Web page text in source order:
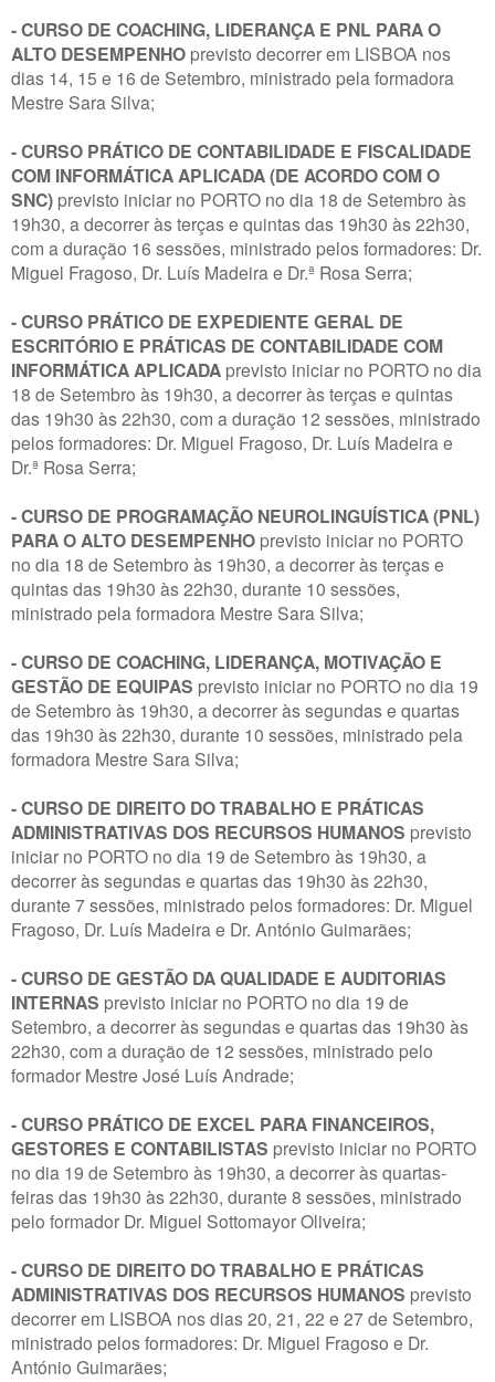
- CURSO DE COACHING, LIDERANÇA E PNL PARA O
ALTO DESEMPENHO previsto decorrer em LISBOA nos
dias 14, 15 e 16 de Setembro, ministrado pela formadora
Mestre Sara Silva;
- CURSO PRÁTICO DE CONTABILIDADE E FISCALIDADE
COM INFORMÁTICA APLICADA (DE ACORDO COM O
SNC) previsto iniciar no PORTO no dia 18 de Setembro às
19h30, a decorrer às terças e quintas das 19h30 às 22h30,
com a duração 16 sessões, ministrado pelos formadores: Dr.
Miguel Fragoso, Dr. Luís Madeira e Dr.ª Rosa Serra;
- CURSO PRÁTICO DE EXPEDIENTE GERAL DE
ESCRITÓRIO E PRÁTICAS DE CONTABILIDADE COM
INFORMÁTICA APLICADA previsto iniciar no PORTO no dia
18 de Setembro às 19h30, a decorrer às terças e quintas
das 19h30 às 22h30, com a duração 12 sessões, ministrado
pelos formadores: Dr. Miguel Fragoso, Dr. Luís Madeira e
Dr.ª Rosa Serra;
- CURSO DE PROGRAMAÇÃO NEUROLINGUÍSTICA (PNL)
PARA O ALTO DESEMPENHO previsto iniciar no PORTO
no dia 18 de Setembro às 19h30, a decorrer às terças e
quintas das 19h30 às 22h30, durante 10 sessões,
ministrado pela formadora Mestre Sara Silva;
- CURSO DE COACHING, LIDERANÇA, MOTIVAÇÃO E
GESTÃO DE EQUIPAS previsto iniciar no PORTO no dia 19
de Setembro às 19h30, a decorrer às segundas e quartas
das 19h30 às 22h30, durante 10 sessões, ministrado pela
formadora Mestre Sara Silva;
- CURSO DE DIREITO DO TRABALHO E PRÁTICAS
ADMINISTRATIVAS DOS RECURSOS HUMANOS previsto
iniciar no PORTO no dia 19 de Setembro às 19h30, a
decorrer às segundas e quartas das 19h30 às 22h30,
durante 7 sessões, ministrado pelos formadores: Dr. Miguel
Fragoso, Dr. Luís Madeira e Dr. António Guimarães;
- CURSO DE GESTÃO DA QUALIDADE E AUDITORIAS
INTERNAS previsto iniciar no PORTO no dia 19 de
Setembro, a decorrer às segundas e quartas das 19h30 às
22h30, com a duração de 12 sessões, ministrado pelo
formador Mestre José Luís Andrade;
- CURSO PRÁTICO DE EXCEL PARA FINANCEIROS,
GESTORES E CONTABILISTAS previsto iniciar no PORTO
no dia 19 de Setembro às 19h30, a decorrer às quartas-
feiras das 19h30 às 22h30, durante 8 sessões, ministrado
pelo formador Dr. Miguel Sottomayor Oliveira;
- CURSO DE DIREITO DO TRABALHO E PRÁTICAS
ADMINISTRATIVAS DOS RECURSOS HUMANOS previsto
decorrer em LISBOA nos dias 20, 21, 22 e 27 de Setembro,
ministrado pelos formadores: Dr. Miguel Fragoso e Dr.
António Guimarães;